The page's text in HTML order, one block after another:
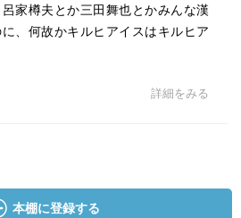
家樽夫とか三田舞也とかみんな漢
、何故かキルヒアイスはキルヒア
詳細をみる
本棚に登録する